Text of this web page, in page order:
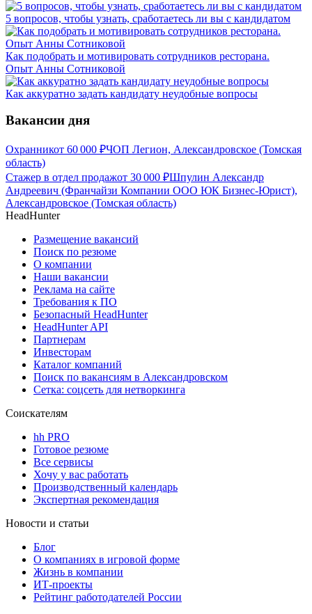
5 вопросов, чтобы узнать, сработаетесь ли вы с кандидатом
Как подобрать и мотивировать сотрудников ресторана.
Опыт Анны Сотниковой
Как аккуратно задать кандидату неудобные вопросы
Вакансии дня
Охранникот 60 000 ₽ЧОП Легион, Александровское (Томская
область)
Стажер в отдел продажот 30 000 ₽Шпулин Александр
Андреевич (Франчайзи Компании ООО ЮК Бизнес-Юрист),
Александровское (Томская область)
HeadHunter
Размещение вакансий
Поиск по резюме
О компании
Наши вакансии
Реклама на сайте
Требования к ПО
Безопасный HeadHunter
HeadHunter API
Партнерам
Инвесторам
Каталог компаний
Поиск по вакансиям в Александровском
Сетка: соцсеть для нетворкинга
Соискателям
hh PRO
Готовое резюме
Все сервисы
Хочу у вас работать
Производственный календарь
Экспертная рекомендация
Новости и статьи
Блог
О компаниях в игровой форме
Жизнь в компании
ИТ-проекты
Рейтинг работодателей России